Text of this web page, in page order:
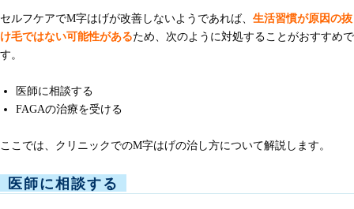
セルフケアでM字はげが改善しないようであれば、 生活習慣が原因の抜
け毛ではない可能性があるため、次のように対処することがおすすめで
す。
医師に相談する
FAGAの治療を受ける
ここでは、クリニックでのM字はげの治し方について解説します。
医師に相談する